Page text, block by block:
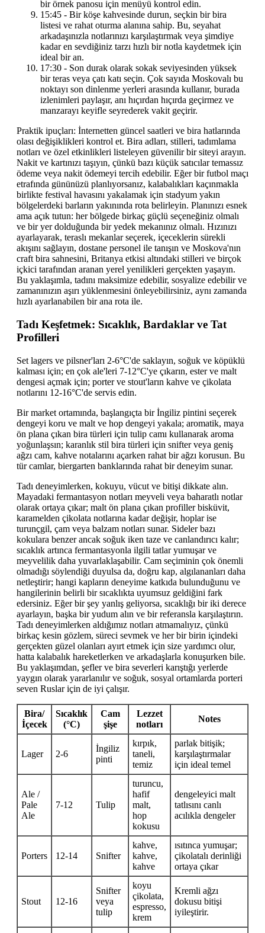
bir örnek panosu için menüyü kontrol edin.
15:45 - Bir köşe kahvesinde durun, seçkin bir bira
listesi ve rahat oturma alanına sahip. Bu, seyahat
arkadaşınızla notlarınızı karşılaştırmak veya şimdiye
kadar en sevdiğiniz tarzı hızlı bir notla kaydetmek için
ideal bir an.
17:30 - Son durak olarak sokak seviyesinden yüksek
bir teras veya çatı katı seçin. Çok sayıda Moskovalı bu
noktayı son dinlenme yerleri arasında kullanır, burada
izlenimleri paylaşır, anı hıçırdan hıçırda geçirmez ve
manzarayı keyifle seyrederek vakit geçirir.
Praktik ipuçları: İnternetten güncel saatleri ve bira hatlarında
olası değişiklikleri kontrol et. Bira adları, stilleri, tadımlama
notları ve özel etkinlikleri listeleyen güvenilir bir siteyi arayın.
Nakit ve kartınızı taşıyın, çünkü bazı küçük satıcılar temassız
ödeme veya nakit ödemeyi tercih edebilir. Eğer bir futbol maçı
etrafında gününüzü planlıyorsanız, kalabalıkları kaçınmakla
birlikte festival havasını yakalamak için stadyum yakın
bölgelerdeki barların yakınında rota belirleyin. Planınızı esnek
ama açık tutun: her bölgede birkaç güçlü seçeneğiniz olmalı
ve bir yer dolduğunda bir yedek mekanınız olmalı. Hızınızı
ayarlayarak, teraslı mekanlar seçerek, içeceklerin sürekli
akışını sağlayın, dostane personel ile tanışın ve Moskova'nın
craft bira sahnesini, Britanya etkisi altındaki stilleri ve birçok
içkici tarafından aranan yerel yenilikleri gerçekten yaşayın.
Bu yaklaşımla, tadını maksimize edebilir, sosyalize edebilir ve
zamanınızın aşırı yüklenmesini önleyebilirsiniz, aynı zamanda
hızlı ayarlanabilen bir ana rota ile.
Tadı Keşfetmek: Sıcaklık, Bardaklar ve Tat
Profilleri
Set lagers ve pilsner'ları 2-6°C'de saklayın, soğuk ve köpüklü
kalması için; en çok ale'leri 7-12°C'ye çıkarın, ester ve malt
dengesi açmak için; porter ve stout'ların kahve ve çikolata
notlarını 12-16°C'de servis edin.
Bir market ortamında, başlangıçta bir İngiliz pintini seçerek
dengeyi koru ve malt ve hop dengeyi yakala; aromatik, maya
ön plana çıkan bira türleri için tulip camı kullanarak aroma
yoğunlaşsın; karanlık stil bira türleri için snifter veya geniş
ağzı cam, kahve notalarını açarken rahat bir ağzı korusun. Bu
tür camlar, biergarten banklarında rahat bir deneyim sunar.
Tadı deneyimlerken, kokuyu, vücut ve bitişi dikkate alın.
Mayadaki fermantasyon notları meyveli veya baharatlı notlar
olarak ortaya çıkar; malt ön plana çıkan profiller bisküvit,
karamelden çikolata notlarına kadar değişir, hoplar ise
turunçgil, çam veya balzam notları sunar. Sideler bazı
kokulara benzer ancak soğuk iken taze ve canlandırıcı kalır;
sıcaklık artınca fermantasyonla ilgili tatlar yumuşar ve
meyvelilik daha yuvarlaklaşabilir. Cam seçiminin çok önemli
olmadığı söylendiği duyulsa da, doğru kap, algılananları daha
netleştirir; hangi kapların deneyime katkıda bulunduğunu ve
hangilerinin belirli bir sıcaklıkta uyumsuz geldiğini fark
edersiniz. Eğer bir şey yanlış geliyorsa, sıcaklığı bir iki derece
ayarlayın, başka bir yudum alın ve bir referansla karşılaştırın.
Tadı deneyimlerken aldığımız notları atmamalıyız, çünkü
birkaç kesin gözlem, süreci sevmek ve her bir birin içindeki
gerçekten güzel olanları ayırt etmek için size yardımcı olur,
hatta kalabalık hareketlerken ve arkadaşlarla konuşurken bile.
Bu yaklaşımdan, şefler ve bira severleri karıştığı yerlerde
yaygın olarak yararlanılır ve soğuk, sosyal ortamlarda porteri
seven Ruslar için de iyi çalışır.
Bira/
İçecek
Sıcaklık
(°C)
Cam
şişe
Lezzet
notları
Notes
Lager 2-6
İngiliz
pinti
kırpık,
taneli,
temiz
parlak bitişik;
karşılaştırmalar
için ideal temel
Ale /
Pale
Ale
7-12 Tulip
turuncu,
hafif
malt,
hop
kokusu
dengeleyici malt
tatlısını canlı
acılıkla dengeler
Porters 12-14 Snifter
kahve,
kahve,
kahve
ısıtınca yumuşar;
çikolatalı derinliği
ortaya çıkar
Stout 12-16
Snifter
veya
tulip
koyu
çikolata,
espresso,
krem
Kremli ağzı
dokusu bitişi
iyileştirir.